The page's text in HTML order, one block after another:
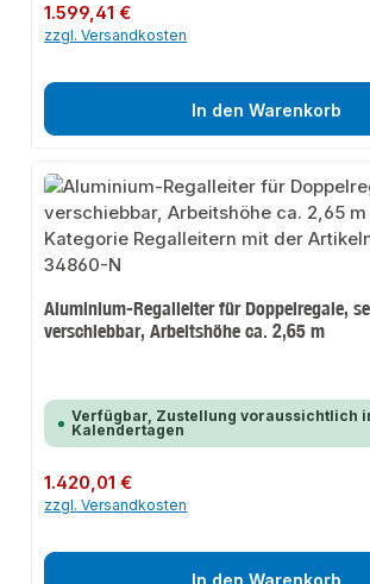
Regulärer Preis:
1.599,41 €
zzgl. Versandkosten
In den Warenkorb
Aluminium-Regalleiter für Doppelregale,
verschiebbar, Arbeitshöhe ca. 2,65 m
Verfügbar, Zustellung voraussichtlich
Kalendertagen
Regulärer Preis:
1.420,01 €
zzgl. Versandkosten